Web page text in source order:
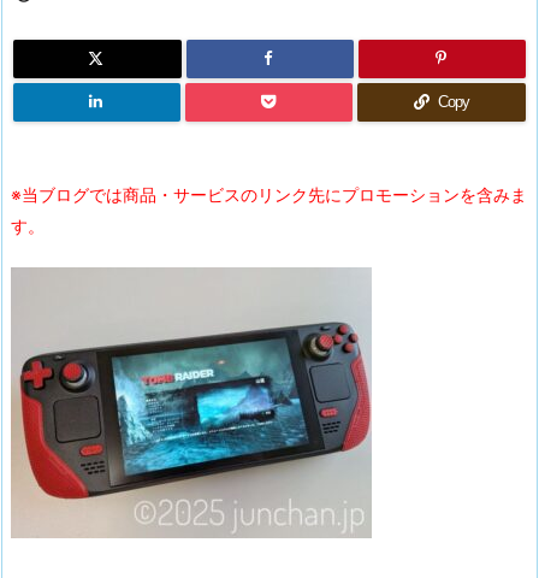
Copy
※当ブログでは商品・サービスのリンク先にプロモーションを含みま
す。